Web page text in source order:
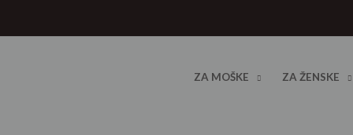
ZA MOŠKE ZA ŽENSKE